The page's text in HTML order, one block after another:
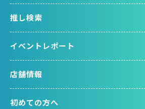
推し検索
イベントレポート
店舗情報
初めての方へ